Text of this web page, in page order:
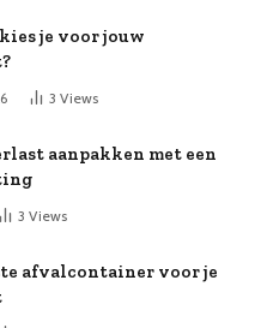
je voor jouw
3 Views
aanpakken met een
3 Views
afvalcontainer voor je